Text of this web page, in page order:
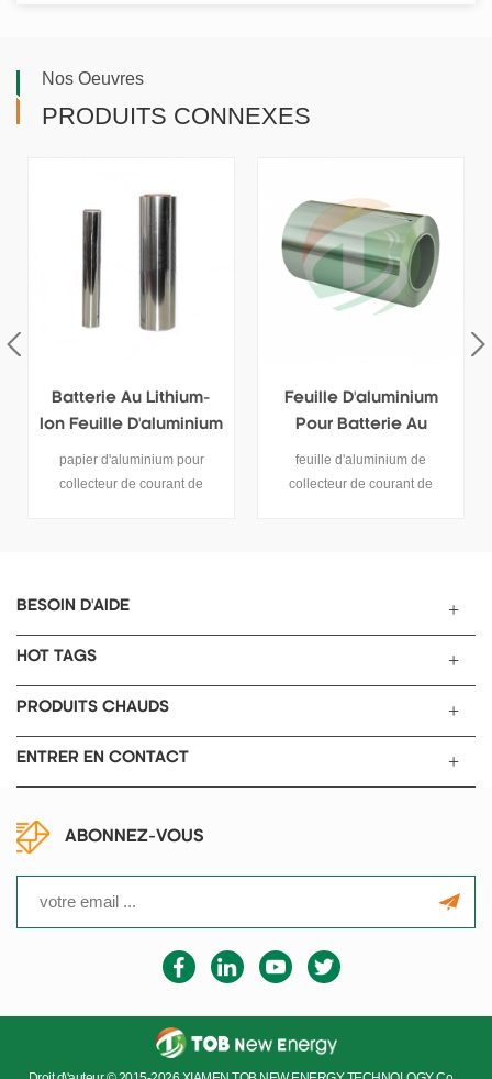
Nos Oeuvres
PRODUITS CONNEXES
Batterie Au Lithium-
Ion Feuille D'aluminium
16um
papier d'aluminium pour
collecteur de courant de
Feuille D'aluminium
Pour Batterie Au
Lithium 12um
feuille d'aluminium de
collecteur de courant de
BESOIN D'AIDE
HOT TAGS
PRODUITS CHAUDS
ENTRER EN CONTACT
ABONNEZ-VOUS